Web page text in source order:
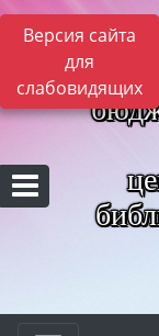
Версия сайта
для
слабовидящих